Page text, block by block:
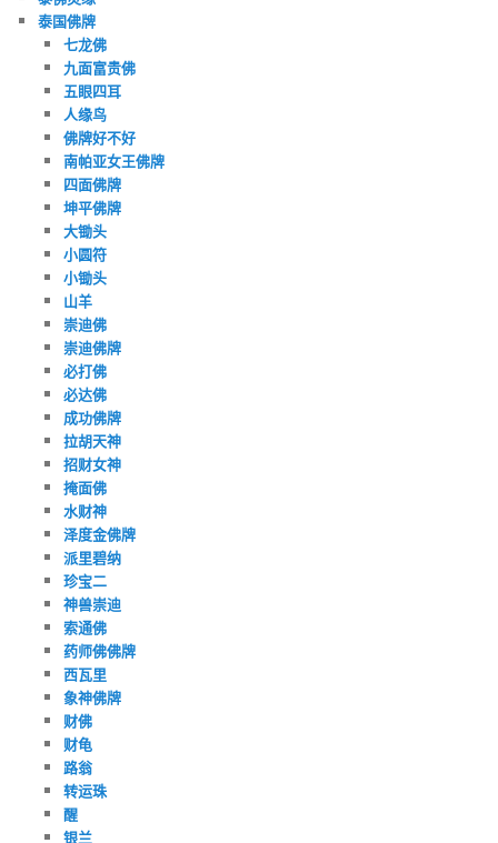
泰国佛牌
七龙佛
九面富贵佛
五眼四耳
人缘鸟
佛牌好不好
南帕亚女王佛牌
四面佛牌
坤平佛牌
大锄头
小圆符
小锄头
山羊
崇迪佛
崇迪佛牌
必打佛
必达佛
成功佛牌
拉胡天神
招财女神
掩面佛
水财神
泽度金佛牌
派里碧纳
珍宝二
神兽崇迪
索通佛
药师佛佛牌
西瓦里
象神佛牌
财佛
财龟
路翁
转运珠
醒
银兰